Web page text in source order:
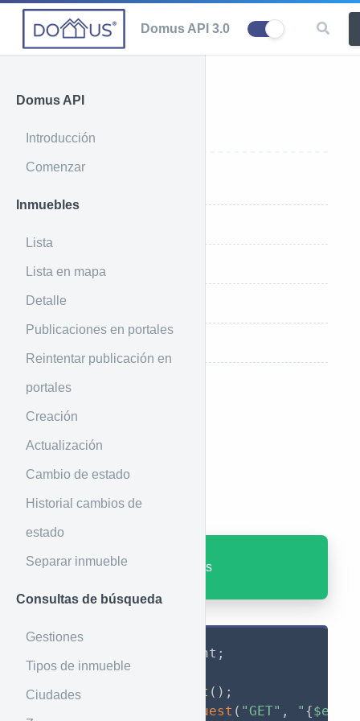
Domus API 3.0
Domus API
Introducción
Comenzar
Inmuebles
Lista
Lista en mapa
Detalle
Publicaciones en portales
Reintentar publicación en
portales
Creación
Actualización
Cambio de estado
Historial cambios de
estado
Separar inmueble
Consultas de búsqueda
Gestiones
Tipos de inmueble
Ciudades
Parámetros que recibe
Introducción
Lista de países
Ejemplo de uso
GET: /general/countries
Client ;
$client Client ( ) ;
request ( "GET" , " {